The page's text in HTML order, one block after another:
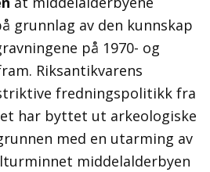
grunnlag av den kunnskap
på 1970- og
Riksantikvarens
fredningspolitikk fra
har byttet ut arkeologiske
med en utarming av
middelalderbyen